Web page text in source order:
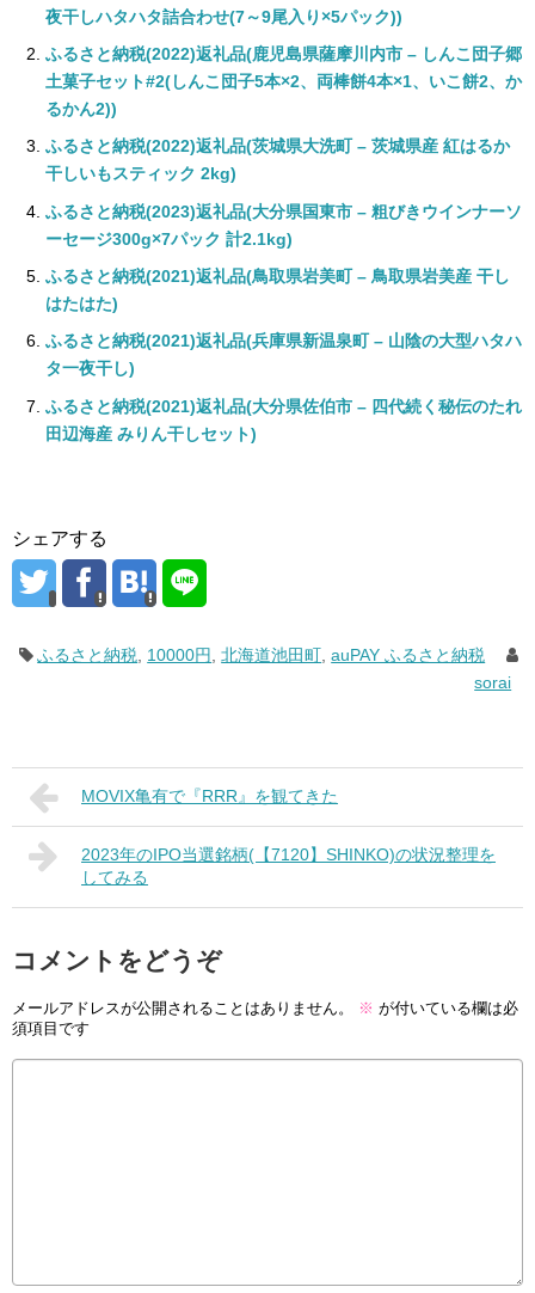
夜干しハタハタ詰合わせ(7～9尾入り×5パック))
ふるさと納税(2022)返礼品(鹿児島県薩摩川内市 – しんこ団子郷
土菓子セット#2(しんこ団子5本×2、両棒餅4本×1、いこ餅2、か
るかん2))
ふるさと納税(2022)返礼品(茨城県大洗町 – 茨城県産 紅はるか
干しいもスティック 2kg)
ふるさと納税(2023)返礼品(大分県国東市 – 粗びきウインナーソ
ーセージ300g×7パック 計2.1kg)
ふるさと納税(2021)返礼品(鳥取県岩美町 – 鳥取県岩美産 干し
はたはた)
ふるさと納税(2021)返礼品(兵庫県新温泉町 – 山陰の大型ハタハ
タ一夜干し)
ふるさと納税(2021)返礼品(大分県佐伯市 – 四代続く秘伝のたれ
田辺海産 みりん干しセット)
シェアする
ふるさと納税 10000円 ,北海道池田町 ,auPAY ふるさと納税
sorai
MOVIX亀有で『RRR』を観てきた
2023年のIPO当選銘柄(【7120】SHINKO)の状況整理を
してみる
コメントをどうぞ
メールアドレスが公開されることはありません。 ※ が付いている欄は必
須項目です